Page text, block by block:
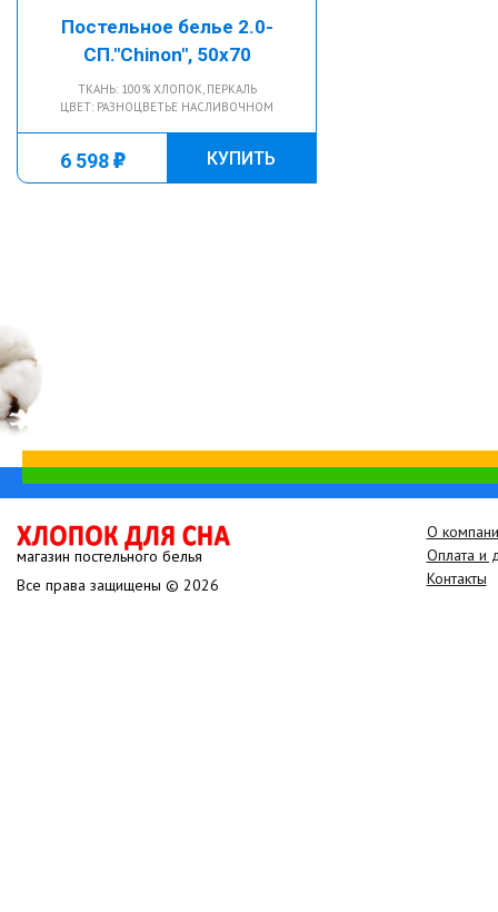
Постельное белье 2.0-
СП."Chinon", 50х70
ТКАНЬ: 100% ХЛОПОК, ПЕРКАЛЬ
ЦВЕТ: РАЗНОЦВЕТЬЕ НАСЛИВОЧНОМ
6 598г КУПИТЬ
магазин постельного белья
Все права защищены © 2026
О
Оплата и
Контакты